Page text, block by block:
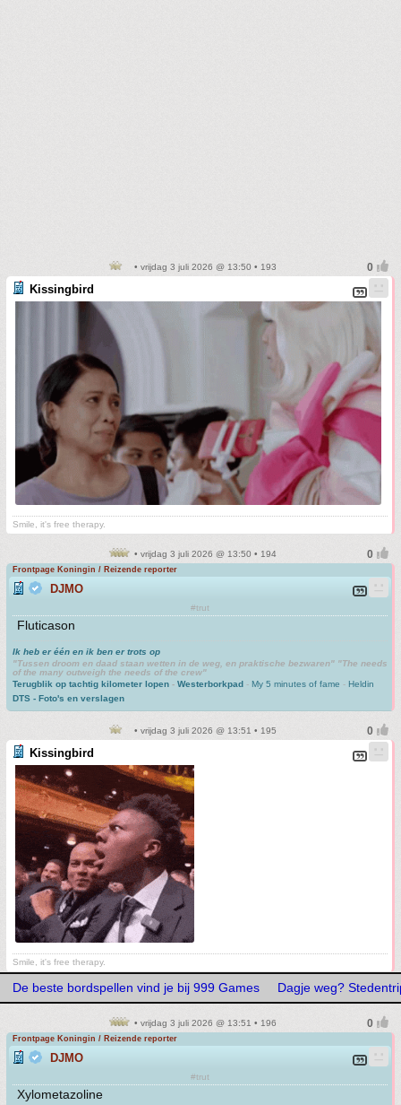
• vrijdag 3 juli 2026 @ 13:50 • 193
Kissingbird
Smile, it's free therapy.
• vrijdag 3 juli 2026 @ 13:50 • 194
Frontpage Koningin / Reizende reporter
DJMO
#trut
Fluticason
Ik heb er één en ik ben er trots op
"Tussen droom en daad staan wetten in de weg, en praktische bezwaren" "The needs
of the many outweigh the needs of the crew"
Terugblik op tachtig kilometer lopen - Westerborkpad - My 5 minutes of fame - Heldin
DTS - Foto's en verslagen
• vrijdag 3 juli 2026 @ 13:51 • 195
Kissingbird
Smile, it's free therapy.
De beste bordspellen vind je bij 999 Games Dagje weg?
• vrijdag 3 juli 2026 @ 13:51 • 196
Frontpage Koningin / Reizende reporter
DJMO
#trut
Xylometazoline